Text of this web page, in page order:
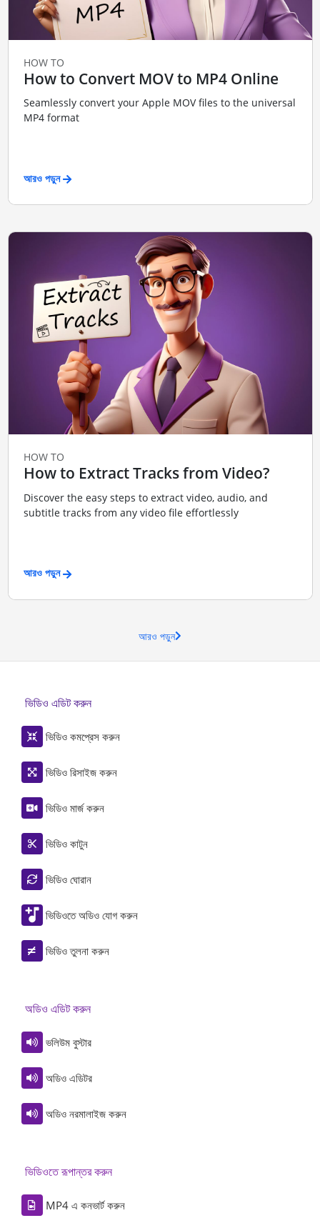
HOW TO
How to Convert MOV to MP4 Online
Seamlessly convert your Apple MOV files to the universal
MP4 format
আরও পড়ুন
HOW TO
How to Extract Tracks from Video?
Discover the easy steps to extract video, audio, and
subtitle tracks from any video file effortlessly
আরও পড়ুন
আরও পড়ুন
ভিডিও এডিট করুন
ভিডিও কমপ্রেস করুন
ভিডিও রিসাইজ করুন
ভিডিও মার্জ করুন
ভিডিও কাটুন
ভিডিও ঘোরান
ভিডিওতে অডিও যোগ করুন
ভিডিও তুলনা করুন
অডিও এডিট করুন
ভলিউম বুস্টার
অডিও এডিটর
অডিও নরমালাইজ করুন
ভিডিওতে রূপান্তর করুন
MP4 এ কনভার্ট করুন